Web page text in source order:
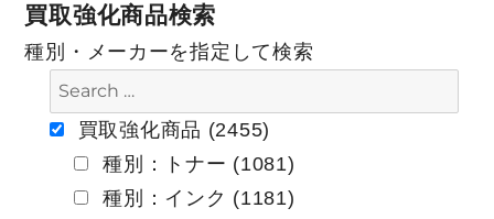
ビ
ー
買取強化商品検索
種別・メーカーを指定して検索
買取強化商品 (2455)
種別：トナー (1081)
種別：インク (1181)